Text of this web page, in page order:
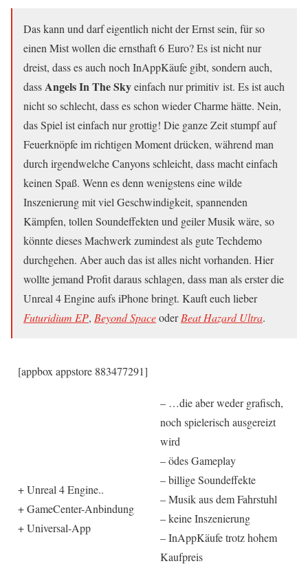
Das kann und darf eigentlich nicht der Ernst sein, für so
einen Mist wollen die ernsthaft 6 Euro? Es ist nicht nur
dreist, dass es auch noch InAppKäufe gibt, sondern auch,
dassAngels In The Skyeinfach nur primitiv ist. Es ist auch
nicht so schlecht, dass es schon wieder Charme hätte. Nein,
das Spiel ist einfach nur grottig! Die ganze Zeit stumpf auf
Feuerknöpfe im richtigen Moment drücken, während man
durch irgendwelche Canyons schleicht, dass macht einfach
keinen Spaß. Wenn es denn wenigstens eine wilde
Inszenierung mit viel Geschwindigkeit, spannenden
Kämpfen, tollen Soundeffekten und geiler Musik wäre, so
könnte dieses Machwerk zumindest als gute Techdemo
durchgehen. Aber auch das ist alles nicht vorhanden. Hier
wollte jemand Profit daraus schlagen, dass man als erster die
Unreal 4 Engine aufs iPhone bringt. Kauft euch lieber
Futuridium EP, Beyond SpaceoderBeat Hazard Ultra.
[appbox appstore 883477291]
+ Unreal 4 Engine..
+ GameCenter-Anbindung
+ Universal-App
– …die aber weder grafisch,
noch spielerisch ausgereizt
wird
– ödes Gameplay
– billige Soundeffekte
– Musik aus dem Fahrstuhl
– keine Inszenierung
– InAppKäufe trotz hohem
Kaufpreis